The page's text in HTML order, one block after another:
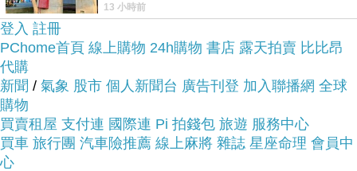
商品網址: 一盤未下完的棋盤，還有一壺茶與兩只冒
13 小時前
登入 註冊
PChome首頁 線上購物 24h購物 書店 露天拍賣 比比昂
代購
新聞 / 氣象 股市 個人新聞台 廣告刊登 加入聯播網 全球
購物
買賣租屋 支付連 國際連 Pi 拍錢包 旅遊 服務中心
買車 旅行團 汽車險推薦 線上麻將 雜誌 星座命理 會員中
心